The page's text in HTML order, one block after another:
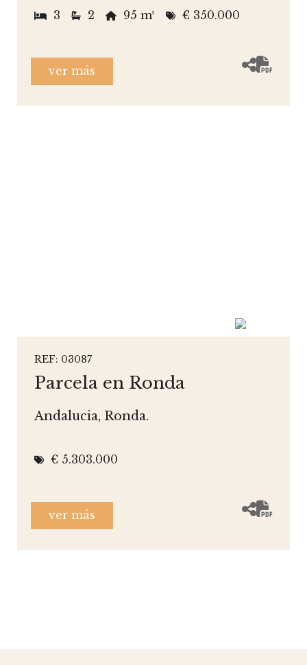
3 2 95 m² € 350.000
ver más
REF: 03087
Parcela en Ronda
Andalucia, Ronda.
€ 5.303.000
ver más